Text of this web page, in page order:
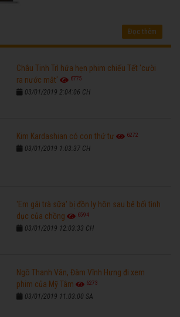
Đọc thêm
Châu Tinh Trì hứa hẹn phim chiếu Tết 'cười
ra nước mắt'
6775
03/01/2019 2:04:06 CH
Kim Kardashian có con thứ tư 6272
03/01/2019 1:03:37 CH
'Em gái trà sữa' bị đồn ly hôn sau bê bối tình
dục của chồng
6594
03/01/2019 12:03:33 CH
Ngô Thanh Vân, Đàm Vĩnh Hưng đi xem
phim của Mỹ Tâm
6273
03/01/2019 11:03:00 SA